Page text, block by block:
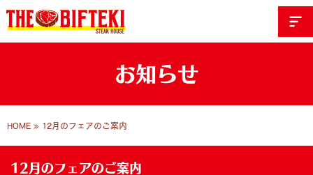
お知らせ
HOME » 12月のフェアのご案内
12月のフェアのご案内